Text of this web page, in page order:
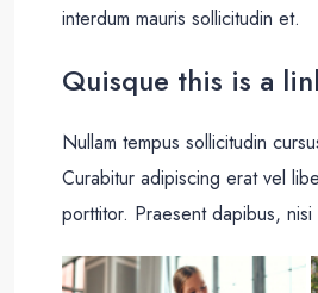
interdum mauris sollicitudin et.
Quisque this is a
Nullam tempus sollicitudin
Curabitur adipiscing erat vel
porttitor. Praesent dapibus,